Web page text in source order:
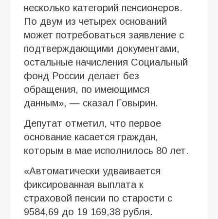
несколько категорий пенсионеров.
По двум из четырех оснований
может потребоваться заявление с
подтверждающими документами,
остальные начисления Социальный
фонд России делает без
обращения, по имеющимся
данным», — сказал Говырин.
Депутат отметил, что первое
основание касается граждан,
которым в мае исполнилось 80 лет.
«Автоматически удваивается
фиксированная выплата к
страховой пенсии по старости с
9584,69 до 19 169,38 рубля.